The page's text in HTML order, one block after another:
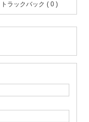
トラックバック ( 0 )